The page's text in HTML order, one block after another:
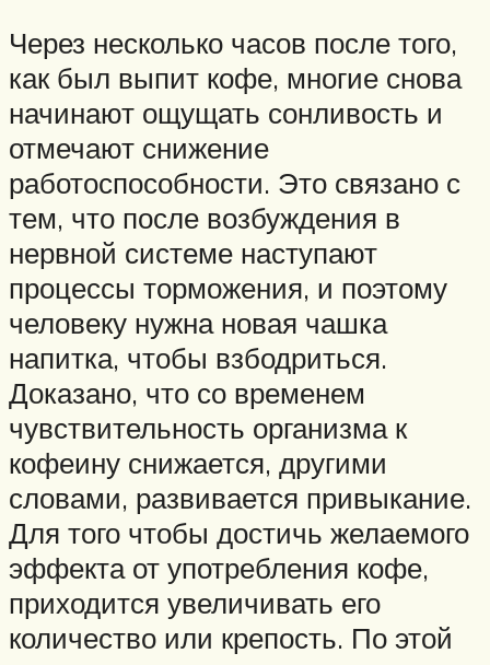
Через несколько часов после того,
как был выпит кофе, многие снова
начинают ощущать сонливость и
отмечают снижение
работоспособности. Это связано с
тем, что после возбуждения в
нервной системе наступают
процессы торможения, и поэтому
человеку нужна новая чашка
напитка, чтобы взбодриться.
Доказано, что со временем
чувствительность организма к
кофеину снижается, другими
словами, развивается привыкание.
Для того чтобы достичь желаемого
эффекта от употребления кофе,
приходится увеличивать его
количество или крепость. По этой